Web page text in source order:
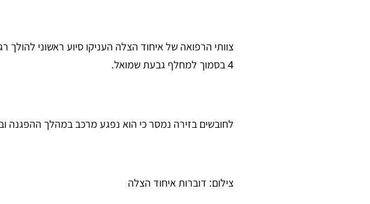
4 בסמוך למחלף גבעת שמואל.
לחובשים בזירה נמסר כי הוא נפגע מרכב במהלך ההפגנה
צילום: דוברות איחוד הצלה